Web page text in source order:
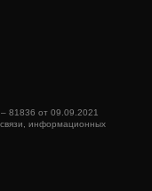
81836 от 09.09.2021
информационных